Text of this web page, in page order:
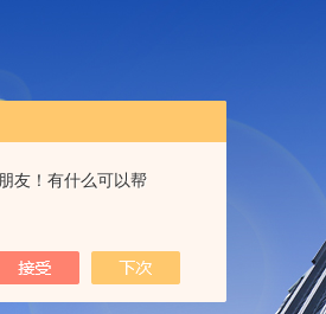
友！有什么可以帮